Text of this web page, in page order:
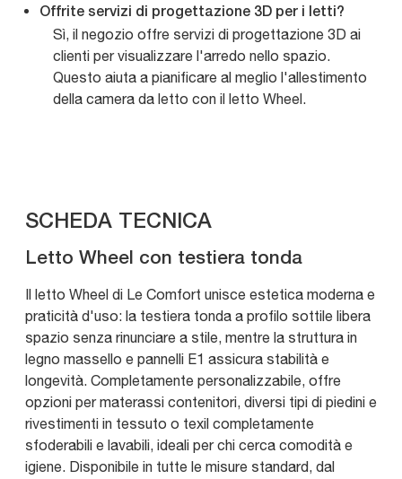
Offrite servizi di progettazione 3D per i letti?
Sì, il negozio offre servizi di progettazione 3D ai
clienti per visualizzare l'arredo nello spazio.
Questo aiuta a pianificare al meglio l'allestimento
della camera da letto con il letto Wheel.
SCHEDA TECNICA
Letto Wheel con testiera tonda
Il letto Wheel di Le Comfort unisce estetica moderna e
praticità d'uso: la testiera tonda a profilo sottile libera
spazio senza rinunciare a stile, mentre la struttura in
legno massello e pannelli E1 assicura stabilità e
longevità. Completamente personalizzabile, offre
opzioni per materassi contenitori, diversi tipi di piedini e
rivestimenti in tessuto o texil completamente
sfoderabili e lavabili, ideali per chi cerca comodità e
igiene. Disponibile in tutte le misure standard, dal